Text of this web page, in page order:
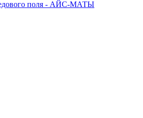
поля - АЙС-МАТЫ